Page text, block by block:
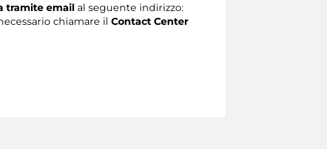
tramite email al seguente indirizzo:
chiamare il Contact Center